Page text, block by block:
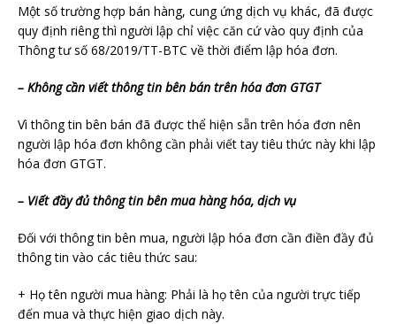
Một số trường hợp bán hàng, cung ứng dịch vụ khác, đã được
quy định riêng thì người lập chỉ việc căn cứ vào quy định của
Thông tư số 68/2019/TT-BTC về thời điểm lập hóa đơn.
– Không cần viết thông tin bên bán trên hóa đơn GTGT
Vì thông tin bên bán đã được thể hiện sẵn trên hóa đơn nên
người lập hóa đơn không cần phải viết tay tiêu thức này khi lập
hóa đơn GTGT.
– Viết đầy đủ thông tin bên mua hàng hóa, dịch vụ
Đối với thông tin bên mua, người lập hóa đơn cần điền đầy đủ
thông tin vào các tiêu thức sau:
+ Họ tên người mua hàng: Phải là họ tên của người trực tiếp
đến mua và thực hiện giao dịch này.